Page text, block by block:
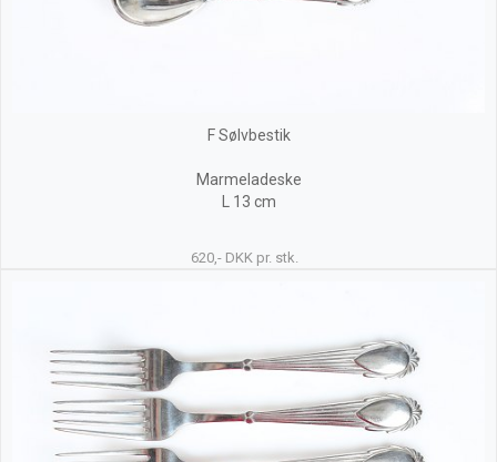
F Sølvbestik
Marmeladeske
L 13 cm
620,- DKK pr. stk.